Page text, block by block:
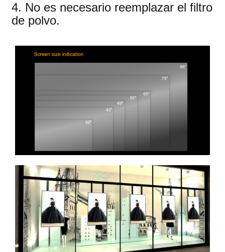
4. No es necesario reemplazar el filtro
de polvo.